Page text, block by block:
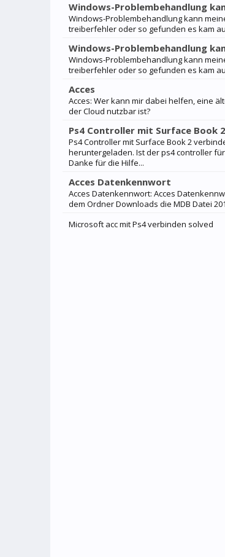
Windows-Problembehandlung
Windows-Problembehandlung kann
treiberfehler oder so gefunden es kam
Windows-Problembehandlung
Windows-Problembehandlung kann
treiberfehler oder so gefunden es kam
Acces
Acces: Wer kann mir dabei helfen, eine
der Cloud nutzbar ist?
Ps4 Controller mit Surface Book
Ps4 Controller mit Surface Book 2
heruntergeladen. Ist der ps4 controller
Danke für die Hilfe...
Acces Datenkennwort
Acces Datenkennwort: Acces
dem Ordner Downloads die MDB Datei
Microsoft acc mit Ps4 verbinden solved